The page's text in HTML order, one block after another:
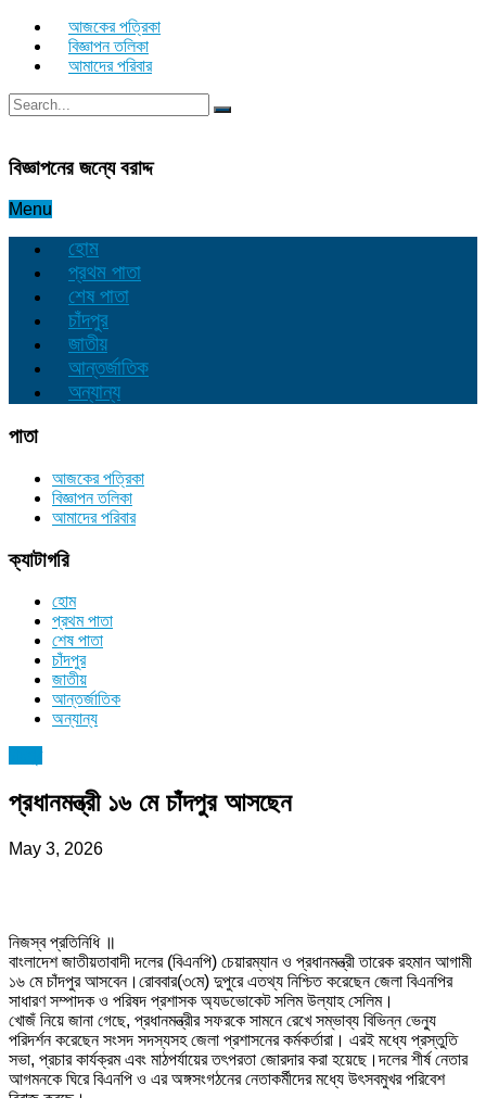
আজকের পত্রিকা
বিজ্ঞাপন তলিকা
আমাদের পরিবার
বিজ্ঞাপনের জন্যে বরাদ্দ
Menu
হোম
প্রথম পাতা
শেষ পাতা
চাঁদপুর
জাতীয়
আন্তর্জাতিক
অন্যান্য
পাতা
আজকের পত্রিকা
বিজ্ঞাপন তলিকা
আমাদের পরিবার
ক্যাটাগরি
হোম
প্রথম পাতা
শেষ পাতা
চাঁদপুর
জাতীয়
আন্তর্জাতিক
অন্যান্য
প্রধানমন্ত্রী ১৬ মে চাঁদপুর আসছেন
May 3, 2026
নিজস্ব প্রতিনিধি ॥
বাংলাদেশ জাতীয়তাবাদী দলের (বিএনপি) চেয়ারম্যান ও প্রধানমন্ত্রী তারেক রহমান আগামী
১৬ মে চাঁদপুর আসবেন।রোববার(৩মে) দুপুরে এতথ্য নিশ্চিত করেছেন জেলা বিএনপির
সাধারণ সম্পাদক ও পরিষদ প্রশাসক অ্যডভোকেট সলিম উল্যাহ সেলিম।
খোজঁ নিয়ে জানা গেছে, প্রধানমন্ত্রীর সফরকে সামনে রেখে সম্ভাব্য বিভিন্ন ভেন্যু
পরিদর্শন করেছেন সংসদ সদস্যসহ জেলা প্রশাসনের কর্মকর্তারা। এরই মধ্যে প্রস্তুতি
সভা, প্রচার কার্যক্রম এবং মাঠপর্যায়ের তৎপরতা জোরদার করা হয়েছে।দলের শীর্ষ নেতার
আগমনকে ঘিরে বিএনপি ও এর অঙ্গসংগঠনের নেতাকর্মীদের মধ্যে উৎসবমুখর পরিবেশ